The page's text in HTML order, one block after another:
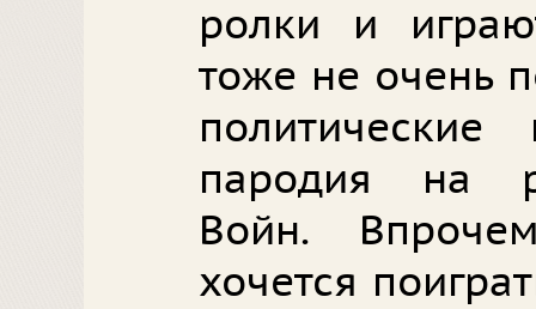
ролки и
тоже не очень
пародия на
Войн.
хочется